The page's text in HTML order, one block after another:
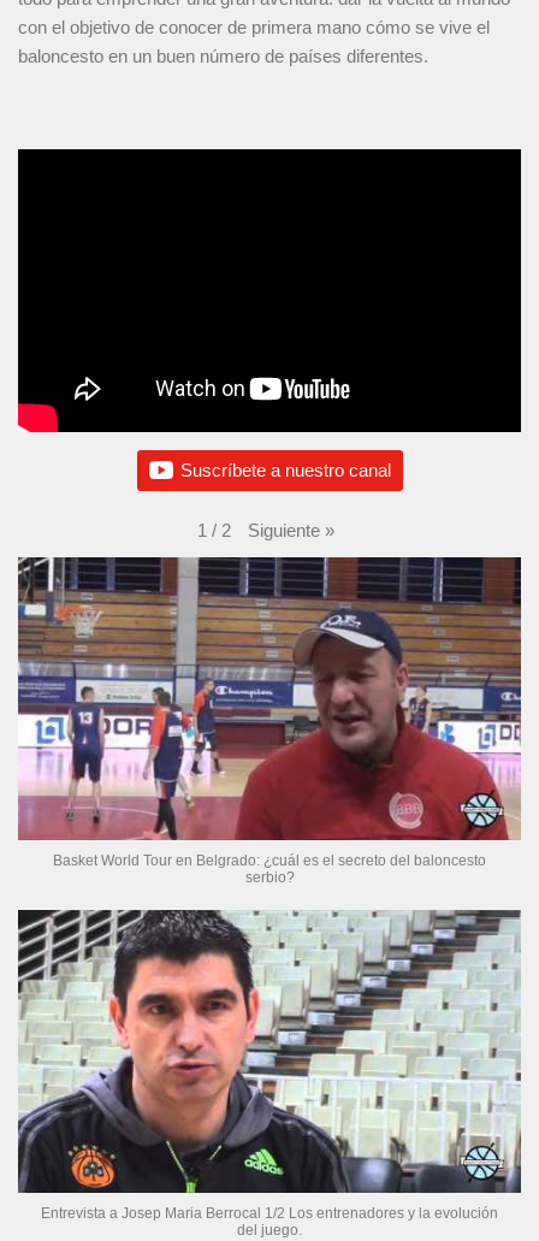
con el objetivo de conocer de primera mano cómo se vive el
baloncesto en un buen número de países diferentes.
Suscríbete a nuestro canal
1 / 2 Siguiente »
Basket World Tour en Belgrado: ¿cuál es el secreto del baloncesto
serbio?
Entrevista a Josep Maria Berrocal 1/2 Los entrenadores y la evolución
del juego.